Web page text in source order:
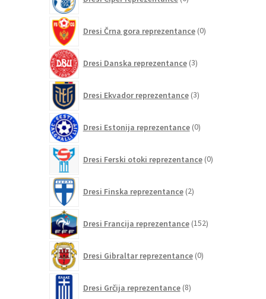
izdelkov
Dresi Črna gora reprezentance 0izdelkov
Dresi Danska reprezentance 3izdelki
Dresi Ekvador reprezentance 3izdelki
Dresi Estonija reprezentance 0izdelkov
Dresi Ferski otoki reprezentance 0izdelkov
Dresi Finska reprezentance 2izdelka
Dresi Francija reprezentance 152izdelkov
Dresi Gibraltar reprezentance 0izdelkov
Dresi Grčija reprezentance 8izdelkov